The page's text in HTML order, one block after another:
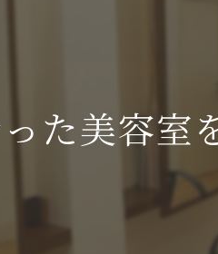
た美容室